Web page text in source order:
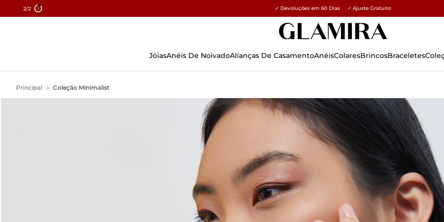
2/2 15% em todos os pedidos →
✓ Devoluções em 60 Dias ✓ Ajuste Gratuito
JóiasAnéis De NoivadoAlianças De CasamentoAnéisColaresBrincosBraceletes
Principal Coleção Minimalist